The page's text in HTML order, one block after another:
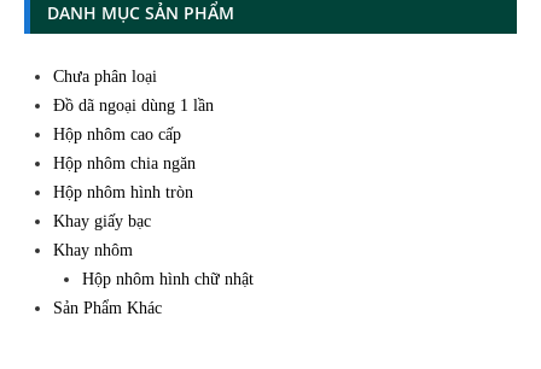
DANH MỤC SẢN PHẨM
Chưa phân loại
Đồ dã ngoại dùng 1 lần
Hộp nhôm cao cấp
Hộp nhôm chia ngăn
Hộp nhôm hình tròn
Khay giấy bạc
Khay nhôm
Hộp nhôm hình chữ nhật
Sản Phẩm Khác